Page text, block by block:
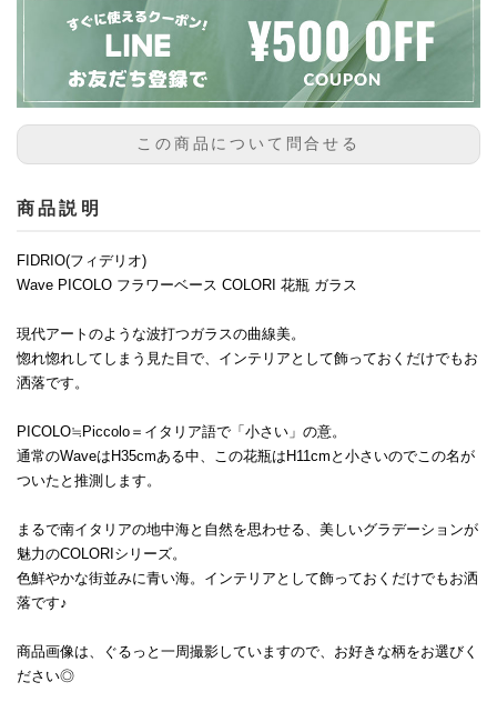
この商品について問合せる
商品説明
FIDRIO(フィデリオ)
Wave PICOLO フラワーベース COLORI 花瓶 ガラス
現代アートのような波打つガラスの曲線美。
惚れ惚れしてしまう見た目で、インテリアとして飾っておくだけでもお
洒落です。
PICOLO≒Piccolo＝イタリア語で「小さい」の意。
通常のWaveはH35cmある中、この花瓶はH11cmと小さいのでこの名が
ついたと推測します。
まるで南イタリアの地中海と自然を思わせる、美しいグラデーションが
魅力のCOLORIシリーズ。
色鮮やかな街並みに青い海。インテリアとして飾っておくだけでもお洒
落です♪
商品画像は、ぐるっと一周撮影していますので、お好きな柄をお選びく
ださい◎